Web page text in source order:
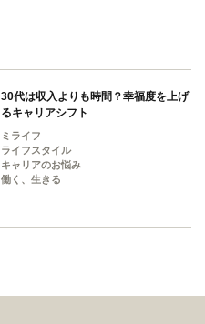
30代は収入よりも時間？幸福度を上げ
るキャリアシフト
ミライフ
ライフスタイル
キャリアのお悩み
働く、生きる